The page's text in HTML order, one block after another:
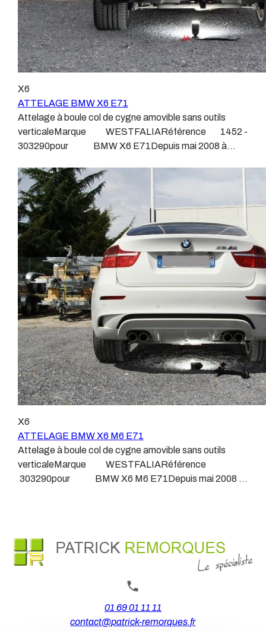
monté, alimenté par les éclairages intérieurs et fait
courir de vrai risque technique à votre véhicule. Nous
n’intervenons pas sur les véhicules ayant ce type de
montage non conforme. Voilà pourquoi il est nécessaire
de confier la pose d'un attelage à un professionnel
normes, nous ne transigeons pas sur ces points. Les
différentes dénominations pour un attelage sont
:Attelage pour voiture, crochet d’attelage, boule pour
voiture, attache remorque, attache voiture, attelage
camion, crochet voiture, attache auto, boule pour
WESTFALIAATTELAGES SIARRATTELAGES
BRINKATTELAGES THULEATTELAGES
BOISNIERATTELAGES GDWATTELAGES
ARAGONLe faisceau électrique est devenu le produit le
plus technique, lui aussi est soumis à normalisation et
homologation.Le faisceau est connecté à votre
véhicule, il doit être prévu à cet effet, supporter les
vibrations et les contraintes auquel il peut être soumis.
Dans certains cas le faisceau connecté modifie la
gestion des assistances à la conduite type EPS, ABS,
faisceaux « d’origine », c'est-à-dire fabriqués
spécifiquement pour votre véhicule, se branchant aux
emplacements prévus et suivant les normes
constructeurs.En dehors de quelques rares cas, nous
ne montons jamais de faisceau appelé : adaptable,
universel, modulable, smart…., et quand nous le
faisons, s’il n’existe pas d’autre choix, nous utilisons le
plus haut de gamme du marché, le plus fiable et le plus
stable.Il faut savoir que le montage d’un faisceau non
conforme ou adaptable vous fera perdre tout recours et
toute garantie auprès du constructeur en cas de
défaillance. Ce genre de faisceau est souvent mal
monté, alimenté par les éclairages intérieurs et fait
courir de vrai risque technique à votre véhicule.Nous
n’intervenons pas sur les véhicules ayant ce type de
montage non conforme.Voilà pourquoi il est nécessaire
de confier la pose d'un attelage à un professionnel
normes, nous ne transigeons pas sur ces points.Les
différentes dénominations pour un attelage sont
:Attelage pour voiture, crochet d’attelage, boule pour
voiture, attache remorque, attache voiture, attelage
camion, crochet voiture, attache auto, boule pour
X6
ATTELAGE BMW X6 E71
Attelage à boule col de cygne amovible sans outils
verticaleMarque WESTFALIARéférence 1452 -
303290pour BMW X6 E71Depuis mai 2008 à
d'origine.Possibilité de commander chez BMW la
trappe ou le bas de pare choc "d'origine".Poids maxi
tractable 3500 kgValeur S 140 kgPoids de l'attelage 30
kgAnhängerkupplung BMW X6 E71Vidéo de
démonstration 1Vidéo de démonstration 2Patrick
Remorques se conjugue avec ATTELAGE depuis
1968.Les temps ont changé depuis les premiers
attelages fabriqués à la demande dans l’atelier, autour
d’un poste à souder et d’un étau.L’évolution technique et
la normalisation sont passées par là.Maintenant un
attelage doit être homologué, c’est le cas de tous les
produits que nous proposons, sans exception !Nous ne
travaillons qu’avec les marques homologuées à même
d’assurer le suivi de leurs produits :ATTELAGES
WESTFALIAATTELAGES SIARRATTELAGES
BRINKATTELAGES THULEATTELAGES
BOISNIERATTELAGES GDWATTELAGES
ARAGONLe faisceau électrique est devenu le produit le
plus technique, lui aussi est soumis à normalisation et
homologation.Le faisceau est connecté à votre
véhicule, il doit être prévu à cet effet, supporter les
vibrations et les contraintes auquel il peut être soumis.
spécifiquement pour votre véhicule, se branchant aux
emplacements prévus et suivant les normes
constructeurs.En dehors de quelques rares cas, nous
ne montons jamais de faisceau appelé : adaptable,
universel, modulable, smart…., et quand nous le
faisons, s’il n’existe pas d’autre choix, nous utilisons le
X6
ATTELAGE BMW X6 M6 E71
Attelage à boule col de cygne amovible sans outils
verticaleMarque WESTFALIARéférence
303290pour BMW X6 M6 E71Depuis mai 2008 à
démonstration 2Patrick Remorques se conjugue avec
ATTELAGE depuis 1968.Les temps ont changé depuis
les premiers attelages fabriqués à la demande dans
l’atelier, autour d’un poste à souder et d’un
étau.L’évolution technique et la normalisation sont
passées par là.Maintenant un attelage doit être
01 69 01 11 11
contact@patrick-remorques.fr